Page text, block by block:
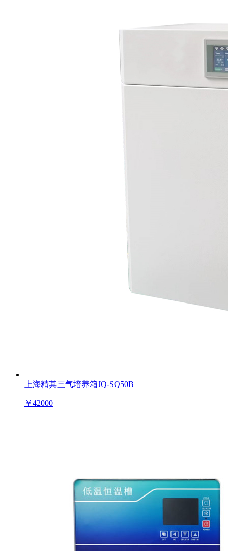
上海精其三气培养箱JQ-SQ50B
￥42000